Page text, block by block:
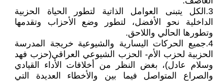
3.الكل يتبنى العوامل الذاتية لتطور الحياة الحزبية
الداخلية نحو الأفضل، لتطور وضع الأحزاب وتقدمها
وتطورها الحالي واللاحق.
4.جميع الحركات اليسارية والشيوعية خريجة المدرسة
الحزبية لحزب الأم- الحزب الشيوعي العراقي(حزب فهد
وسلام عادل)، بغض النظر من أخلافات الأداء القيادي
والصراع المتواصل فيما بين والأخطاء العديدة التي